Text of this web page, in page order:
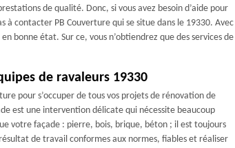
de qualité. Donc, si vous avez besoin d’aide pour
contacter PB Couverture qui se situe dans le 19330. Avec
bonne état. Sur ce, vous n’obtiendrez que des services de
de ravaleurs 19330
pour s’occuper de tous vos projets de rénovation de
est une intervention délicate qui nécessite beaucoup
votre façade : pierre, bois, brique, béton ; il est toujours
de travail conformes aux normes, fiables et réaliser